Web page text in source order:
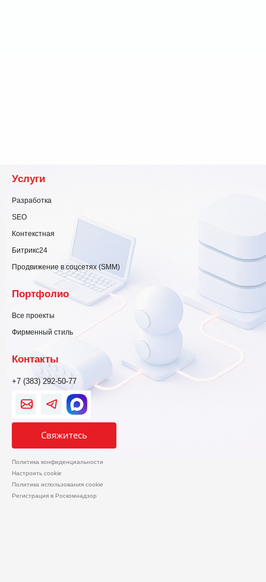
Услуги
Разработка
SEO
Контекстная
Битрикс24
Продвижение в соцсетях (SMM)
Портфолио
Все проекты
Фирменный стиль
Контакты
+7 (383) 292-50-77
Свяжитесь
Политика конфиденциальности
Настроить cookie
Политика использования cookie
Регистрация в Роскомнадзор